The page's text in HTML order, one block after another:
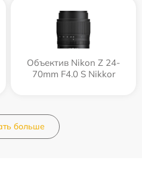
Объектив Nikon Z 24-
70mm F4.0 S Nikkor
больше